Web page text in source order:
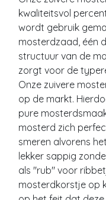
kwaliteitsvol
wordt gebruik
mosterdzaad, één
structuur van de
zorgt voor de
Onze zuivere
op de markt.
pure
mosterd zich
smeren alvorens
lekker sappig
als "rub" voor
mosterdkorstje op